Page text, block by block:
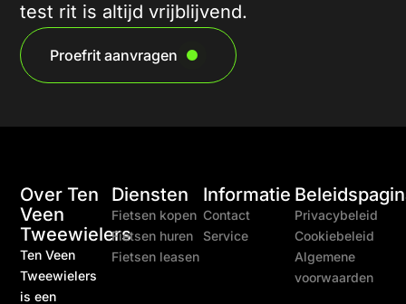
test rit is altijd vrijblijvend.
Proefrit aanvragen
Over Ten
Veen
Tweewielers
Ten Veen
Tweewielers
is een
Diensten
Fietsen kopen
Fietsen huren
Fietsen leasen
Informatie
Contact
Service
Privacybeleid
Cookiebeleid
Algemene
voorwaarden